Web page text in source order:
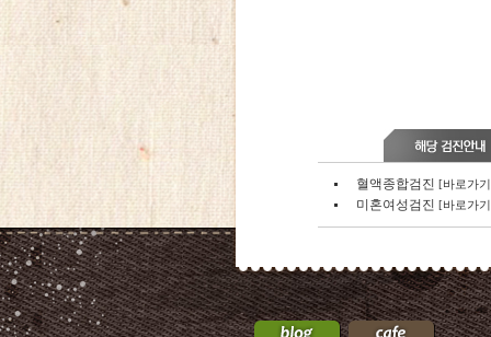
혈액종합검진 [바로가
미혼여성검진 [바로가